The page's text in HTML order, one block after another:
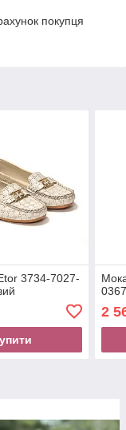
покупця
3734-7027-
2